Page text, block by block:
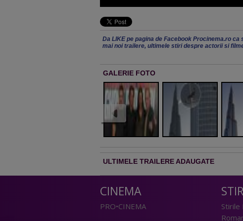
Da LIKE pe pagina de Facebook Procinema.ro
mai noi trailere, ultimele stiri despre actorii si
GALERIE FOTO
ULTIMELE TRAILERE ADAUGATE
CINEMA
PRO•CINEMA
Stirile